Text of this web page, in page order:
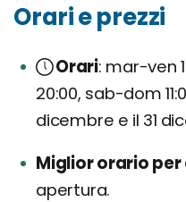
Orari e prezzi
Orari mar-ven
20:00, sab-dom
dicembre e il 31
Miglior orario
apertura.